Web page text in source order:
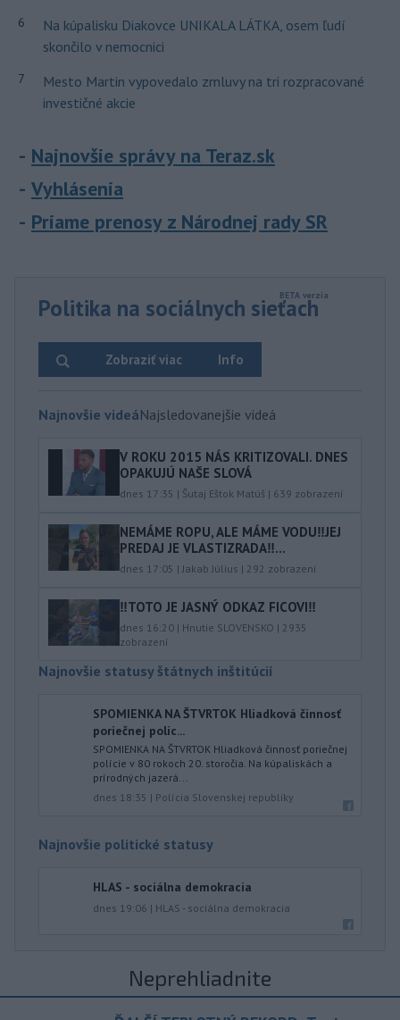
6
Na kúpalisku Diakovce UNIKALA LÁTKA, osem ľudí
skončilo v nemocnici
7
Mesto Martin vypovedalo zmluvy na tri rozpracované
investičné akcie
Najnovšie správy na Teraz.sk
Vyhlásenia
Priame prenosy z Národnej rady SR
Politika na sociálnych sieťach
Info
Zobraziť viac
Najnovšie videáNajsledovanejšie videá
V ROKU 2015 NÁS KRITIZOVALI. DNES
OPAKUJÚ NAŠE SLOVÁ
dnes 17:35 | Šutaj Eštok Matúš | 639 zobrazení
NEMÁME ROPU, ALE MÁME VODU‼️JEJ
PREDAJ JE VLASTIZRADA‼️...
dnes 17:05 |Jakab Július | 292 zobrazení
‼️TOTO JE JASNÝ ODKAZ FICOVI‼️
dnes 16:20 | Hnutie SLOVENSKO | 2935
zobrazení
Najnovšie statusy štátnych inštitúcií
SPOMIENKA NA ŠTVRTOK Hliadková činnosť
poriečnej políc...
SPOMIENKA NA ŠTVRTOK Hliadková činnosť poriečnej
polície v 80 rokoch 20. storočia. Na kúpaliskách a
prírodných jazerá...
dnes 18:35 | Polícia Slovenskej republiky
Najnovšie politické statusy
HLAS - sociálna demokracia
dnes 19:06 | HLAS - sociálna demokracia
Neprehliadnite